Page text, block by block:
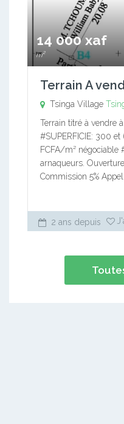
14 000 xaf
m²
Terrain A
Tsinga Village
Terrain titré à vendre
#SUPERFICIE: 300
FCFA/m² négociable
arnaqueurs.
Commission 5% Appel
2 ans depuis